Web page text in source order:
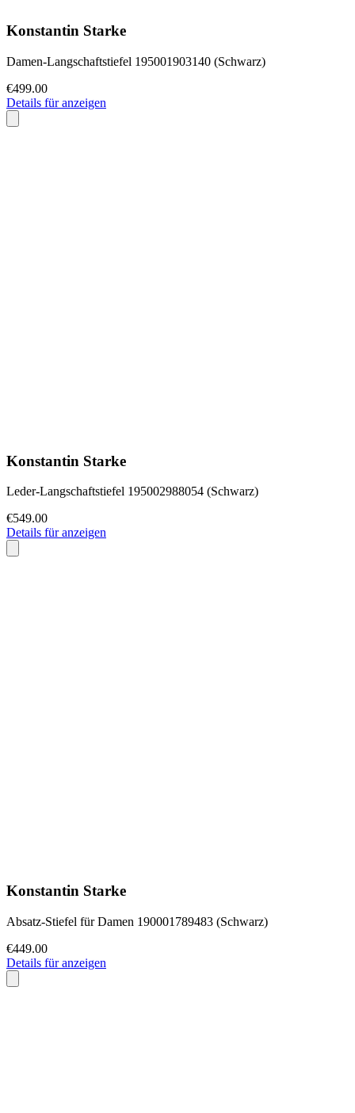
Konstantin Starke
Damen-Langschaftstiefel 195001903140 (Schwarz)
€499.00
Details für anzeigen
Konstantin Starke
Leder-Langschaftstiefel 195002988054 (Schwarz)
€549.00
Details für anzeigen
Konstantin Starke
Absatz-Stiefel für Damen 190001789483 (Schwarz)
€449.00
Details für anzeigen